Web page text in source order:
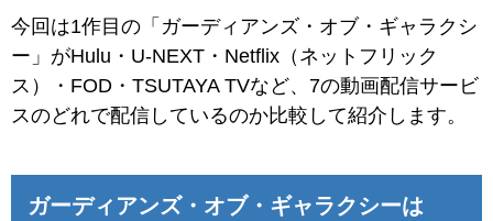
今回は1作目の「ガーディアンズ・オブ・ギャラクシ
ー」がHulu・U-NEXT・Netflix（ネットフリック
ス）・FOD・TSUTAYA TVなど、7の動画配信サービ
スのどれで配信しているのか比較して紹介します。
ガーディアンズ・オブ・ギャラクシーは